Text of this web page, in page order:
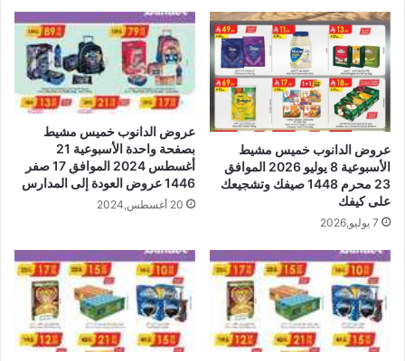
عروض الدانوب خميس مشيط
الأسبوعية 8 يوليو 2026 الموافق
23 محرم 1448 صيفك وتشجيعك
على كيفك
7 يوليو,2026
عروض الدانوب خميس مشيط
بصفحة واحدة الأسبوعية 21
أغسطس 2024 الموافق 17 صفر
1446 عروض العودة إلى المدارس
20 أغسطس,2024